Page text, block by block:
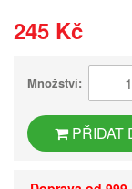
245 Kč
Množství:
PŘIDAT